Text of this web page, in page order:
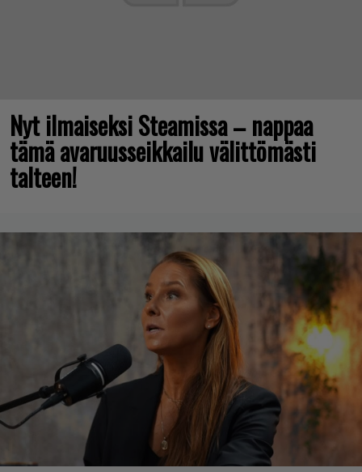
Nyt ilmaiseksi Steamissa – nappaa
tämä avaruusseikkailu välittömästi
talteen!